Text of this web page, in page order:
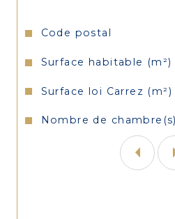
Caractéristiques Valeurs
Code postal
Surface habitable (m²)
Surface loi Carrez (m²)
Nombre de chambre(s)
DPE: D / Estimation
TRAVAUX A PREVOIR.